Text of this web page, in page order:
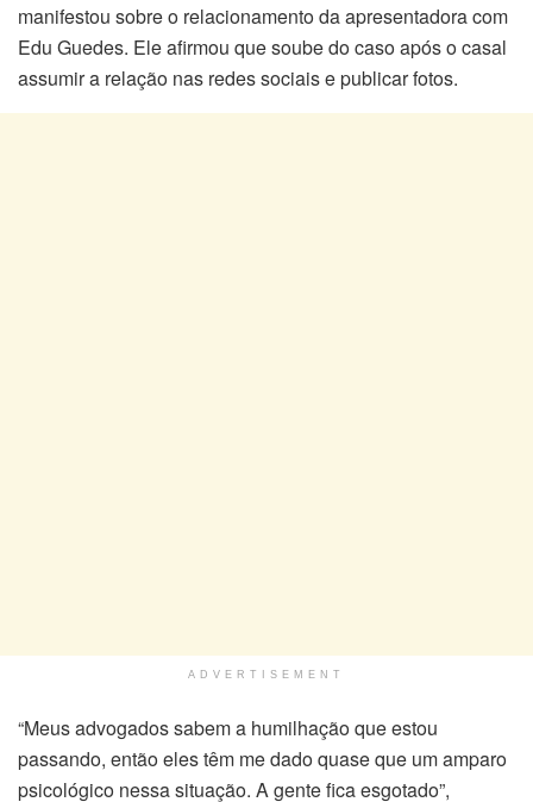
manifestou sobre o relacionamento da apresentadora com
Edu Guedes. Ele afirmou que soube do caso após o casal
assumir a relação nas redes sociais e publicar fotos.
ADVERTISEMENT
“Meus advogados sabem a humilhação que estou
passando, então eles têm me dado quase que um amparo
psicológico nessa situação. A gente fica esgotado”,